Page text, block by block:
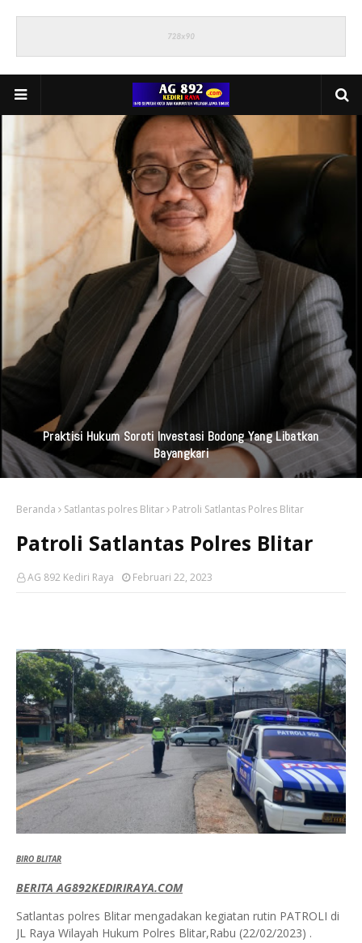
Praktisi Hukum Soroti Investasi Bodong Yang Libatkan
Bayangkari
Beranda Satlantas polres Blitar Patroli Satlantas Polres Blitar
Patroli Satlantas Polres Blitar
AG 892 Kediri Raya Februari 22, 2023
BIRO BLITAR
BERITA AG892KEDIRIRAYA.COM
Satlantas polres Blitar mengadakan kegiatan rutin PATROLI di
JL Raya Wilayah Hukum Polres Blitar,Rabu (22/02/2023) .